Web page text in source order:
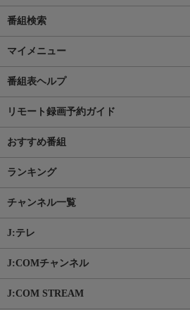
番組検索
マイメニュー
番組表ヘルプ
リモート録画予約ガイド
おすすめ番組
ランキング
チャンネル一覧
J:テレ
J:COMチャンネル
J:COM STREAM